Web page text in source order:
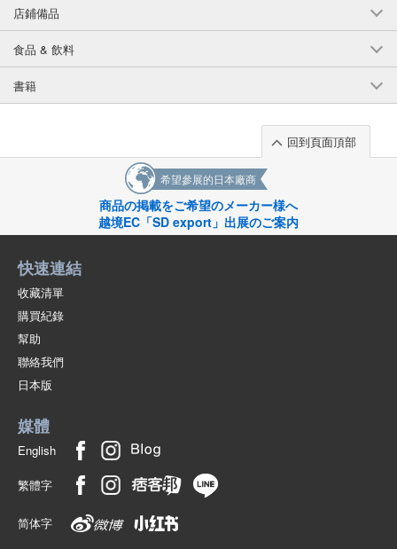
店鋪備品
食品 & 飲料
書籍
回到頁面頂部
希望參展的日本廠商
商品の掲載をご希望のメーカー様へ
越境EC「SD export」出展のご案内
快速連結
收藏清單
購買紀錄
幫助
聯絡我們
日本版
媒體
English
繁體字
简体字